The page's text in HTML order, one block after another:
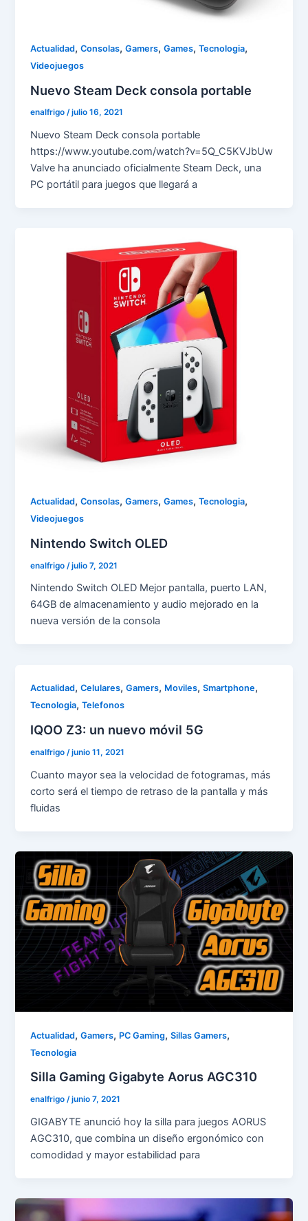
Actualidad,Consolas,Gamers,Games,Tecnologia,
Videojuegos
Nuevo Steam Deck consola portable
enalfrigo/julio 16, 2021
Nuevo Steam Deck consola portable
https://www.youtube.com/watch?v=5Q_C5KVJbUw
Valve ha anunciado oficialmente Steam Deck, una
PC portátil para juegos que llegará a
Actualidad,Consolas,Gamers,Games,Tecnologia,
Videojuegos
Nintendo Switch OLED
enalfrigo /julio 7, 2021
Nintendo Switch OLED Mejor pantalla, puerto LAN,
64GB de almacenamiento y audio mejorado en la
nueva versión de la consola
Actualidad,Celulares,Gamers, Moviles,Smartphone,
Tecnologia,Telefonos
IQOO Z3: un nuevo móvil 5G
enalfrigo/junio 11, 2021
Cuanto mayor sea la velocidad de fotogramas, más
corto será el tiempo de retraso de la pantalla y más
fluidas
Actualidad,Gamers, PC Gaming,Sillas Gamers,
Tecnologia
Silla Gaming Gigabyte Aorus AGC310
enalfrigo/junio 7, 2021
GIGABYTE anunció hoy la silla para juegos AORUS
AGC310, que combina un diseño ergonómico con
comodidad y mayor estabilidad para